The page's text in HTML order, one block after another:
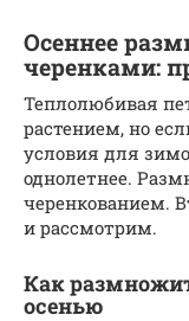
Осеннее
черенками:
Теплолюбивая
растением, но
условия для
однолетнее.
черенкованием.
и рассмотрим.
Как
осенью